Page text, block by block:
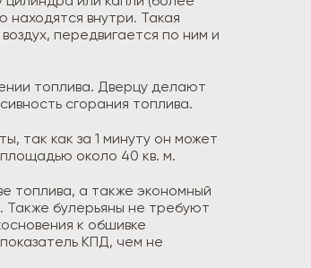
внутри. Такая
передвигается по ним и
топлива. Дверцу делают
сгорания топлива.
так как за 1 минуту он может
около 40 кв. м.
топлива, а также экономный
Также булерьяны не требуют
к обшивке
КПД, чем не